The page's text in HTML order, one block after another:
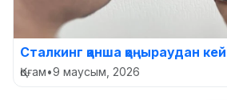
Сталкинг қанша қоңыраудан
Қоғам•9 маусым, 2026